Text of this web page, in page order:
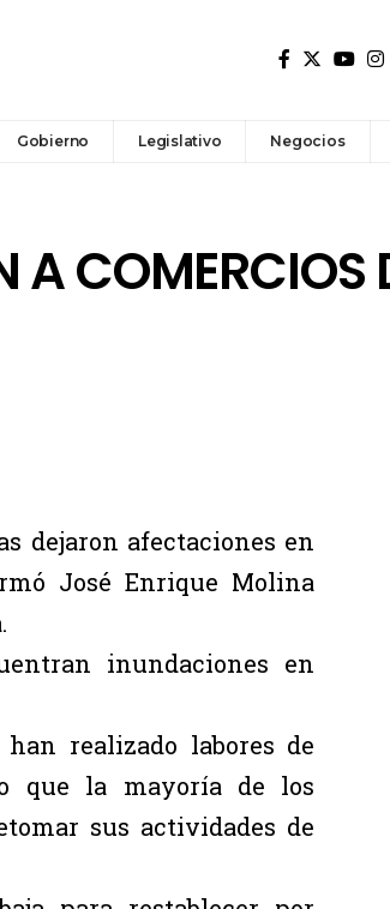
Gobierno Legislativo Negocios
A COMERCIOS
dejaron afectaciones en
José Enrique Molina
inundaciones en
realizado labores de
que la mayoría de los
sus actividades de